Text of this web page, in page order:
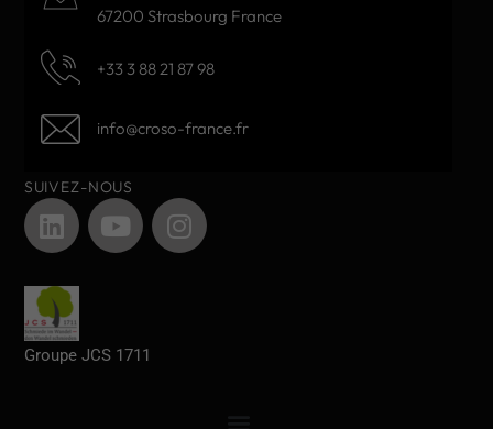
67200 Strasbourg France
+33 3 88 21 87 98
info@croso-france.fr
SUIVEZ-NOUS
Groupe JCS 1711